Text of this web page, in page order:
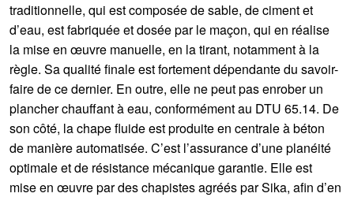
traditionnelle, qui est composée de sable, de ciment et
d’eau, est fabriquée et dosée par le maçon, qui en réalise
la mise en œuvre manuelle, en la tirant, notamment à la
règle. Sa qualité finale est fortement dépendante du savoir-
faire de ce dernier. En outre, elle ne peut pas enrober un
plancher chauffant à eau, conformément au DTU 65.14. De
son côté, la chape fluide est produite en centrale à béton
de manière automatisée. C’est l’assurance d’une planéité
optimale et de résistance mécanique garantie. Elle est
mise en œuvre par des chapistes agréés par Sika, afin d’en